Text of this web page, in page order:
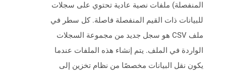
المنفصلة) ملفات نصية عادية تحتوي على سجلات
للبيانات ذات القيم المنفصلة فاصلة. كل سطر في
ملف CSV هو سجل جديد من مجموعة السجلات
الواردة في الملف. يتم إنشاء هذه الملفات عندما
يكون نقل البيانات مخصصًا من نظام تخزين إلى